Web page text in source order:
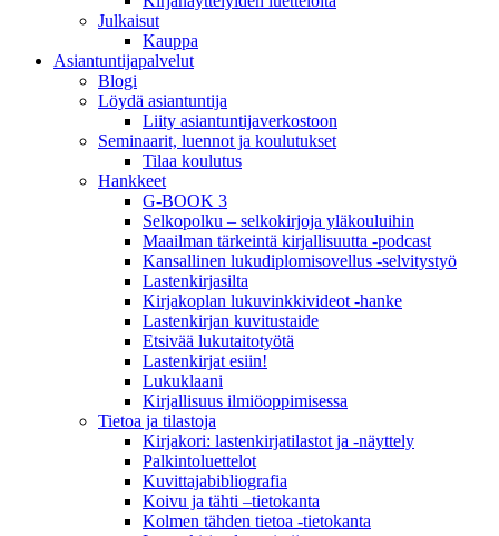
Julkaisut
Kauppa
Asiantuntija­palvelut
Blogi
Löydä asiantuntija
Liity asiantuntijaverkostoon
Seminaarit, luennot ja koulutukset
Tilaa koulutus
Hankkeet
G-BOOK 3
Selkopolku – selkokirjoja yläkouluihin
Maailman tärkeintä kirjallisuutta -podcast
Kansallinen lukudiplomisovellus -selvitystyö
Lastenkirjasilta
Kirjakoplan lukuvinkkivideot -hanke
Lastenkirjan kuvitustaide
Etsivää lukutaitotyötä
Lastenkirjat esiin!
Lukuklaani
Kirjallisuus ilmiöoppimisessa
Tietoa ja tilastoja
Kirjakori: lastenkirjatilastot ja -näyttely
Palkintoluettelot
Kuvittaja­bibliografia
Koivu ja tähti –tietokanta
Kolmen tähden tietoa -tietokanta